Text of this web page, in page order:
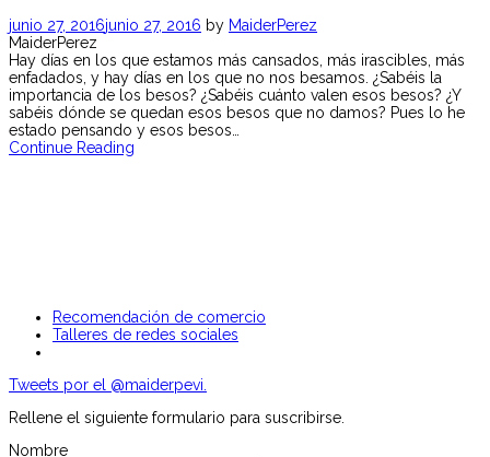
junio 27, 2016junio 27, 2016 by MaiderPerez
MaiderPerez
Hay días en los que estamos más cansados, más irascibles, más
enfadados, y hay días en los que no nos besamos. ¿Sabéis la
importancia de los besos? ¿Sabéis cuánto valen esos besos? ¿Y
sabéis dónde se quedan esos besos que no damos? Pues lo he
estado pensando y esos besos…
Continue Reading
Recomendación de comercio
Talleres de redes sociales
Tweets por el @maiderpevi.
Rellene el siguiente formulario para suscribirse.
Nombre